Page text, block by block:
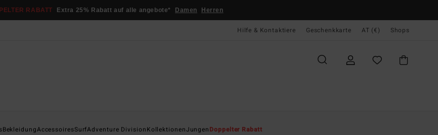
RABATT Extra 25% Rabatt auf alle angebote* Damen Herren
Hilfe & Kontaktiere Geschenkkarte AT (€) Shops
BekleidungAccessoiresSurfAdventure DivisionKollektionenJungenDoppelter Rabatt